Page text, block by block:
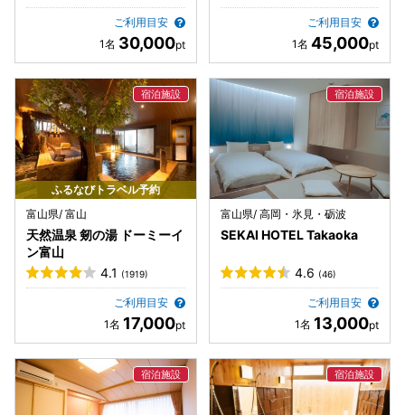
ご利用目安
30,000
ご利用目安
45,000
ふるなびトラベル予約
富山県/ 富山
天然温泉 剱の湯 ドーミーイ
ン富山
4.1 (1919)
ご利用目安
17,000
富山県/ 高岡・氷見・砺波
SEKAI HOTEL Takaoka
4.6 (46)
ご利用目安
13,000